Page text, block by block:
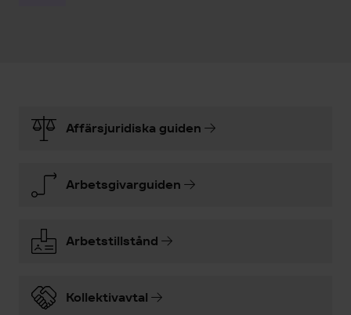
Affärsjuridiska guiden
Arbetsgivarguiden
Arbetstillstånd
Kollektivavtal